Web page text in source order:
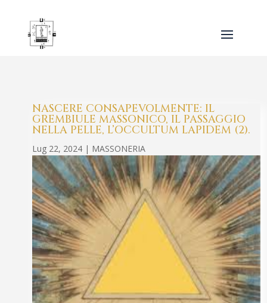
NASCERE CONSAPEVOLMENTE: IL
GREMBIULE MASSONICO, IL PASSAGGIO
NELLA PELLE, L’OCCULTUM LAPIDEM (2).
Lug 22, 2024 | MASSONERIA